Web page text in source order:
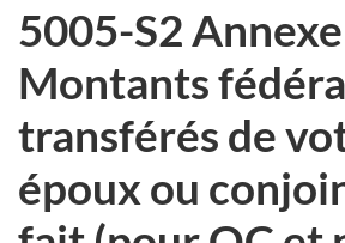
5005-S2
Montants
transférés de
époux ou